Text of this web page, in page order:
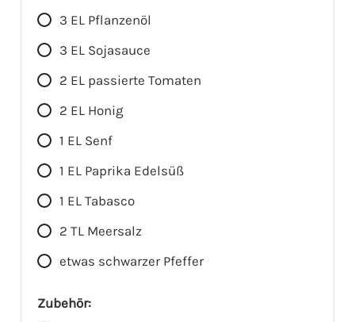
3 EL Pflanzenöl
3 EL Sojasauce
2 EL passierte Tomaten
2 EL Honig
1 EL Senf
1 EL Paprika Edelsüß
1 EL Tabasco
2 TL Meersalz
etwas schwarzer Pfeffer
Zubehör: